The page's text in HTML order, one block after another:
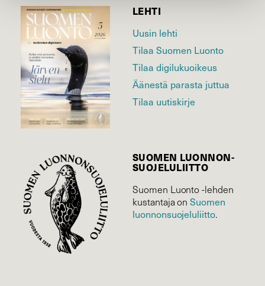
LEHTI
Uusin lehti
Tilaa Suomen Luonto
Tilaa digilukuoikeus
Äänestä parasta juttua
Tilaa uutiskirje
SUOMEN LUONNON­
SUOJELU­LIITTO
Suomen Luonto -lehden
kustantaja onSuomen
luonnonsuojelu­liitto.